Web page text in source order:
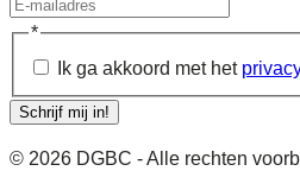
*
Ik ga akkoord met het
Schrijf mij in!
© 2026 DGBC - Alle rechten